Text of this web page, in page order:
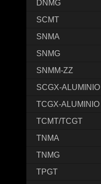
DNMG
SCMT
SNMA
SNMG
SNMM-ZZ
SCGX-ALUMINIO
TCGX-ALUMINIO
TCMT/TCGT
TNMA
TNMG
TPGT